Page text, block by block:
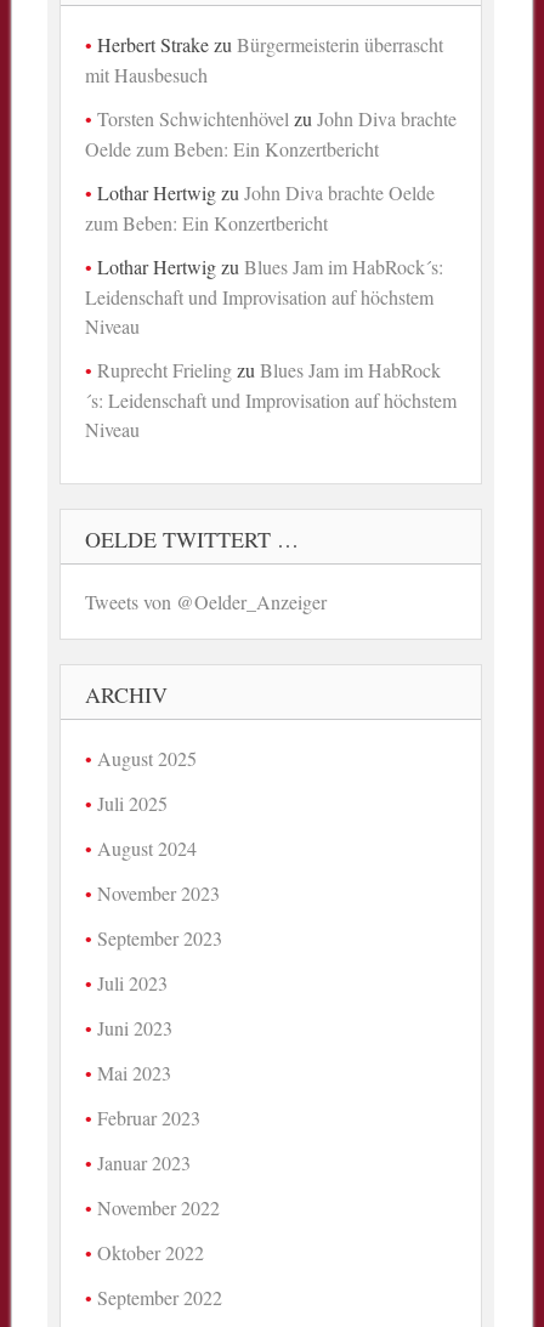
Herbert StrakezuBürgermeisterin überrascht
mit Hausbesuch
Torsten Schwichtenhövel zuJohn Diva brachte
Oelde zum Beben: Ein Konzertbericht
Lothar HertwigzuJohn Diva brachte Oelde
zum Beben: Ein Konzertbericht
Lothar HertwigzuBlues Jam im HabRock´s:
Leidenschaft und Improvisation auf höchstem
Niveau
Ruprecht FrielingzuBlues Jam im HabRock
´s: Leidenschaft und Improvisation auf höchstem
Niveau
OELDE TWITTERT …
Tweets von @Oelder_Anzeiger
ARCHIV
August 2025
Juli 2025
August 2024
November 2023
September 2023
Juli 2023
Juni 2023
Mai 2023
Februar 2023
Januar 2023
November 2022
Oktober 2022
September 2022